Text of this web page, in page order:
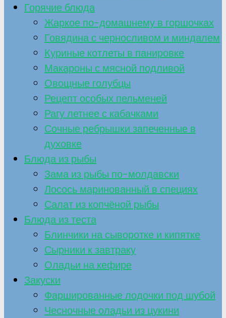
Горячие блюда
Жаркое по-домашнему в горшочках
Говядина с черносливом и миндалем
Куриные котлеты в панировке
Макароны с мясной подливой
Овощные голубцы
Рецепт особых пельменей
Рагу летнее с кабачками
Сочные ребрышки запеченные в
духовке
Блюда из рыбы
Зама из рыбы по-молдавски
Лосось маринованный в специях
Салат из копчёной рыбы
Блюда из теста
Блинчики на сыворотке и кипятке
Сырники к завтраку
Оладьи на кефире
Закуски
Фаршированные лодочки под шубой
Чесночные оладьи из цукини